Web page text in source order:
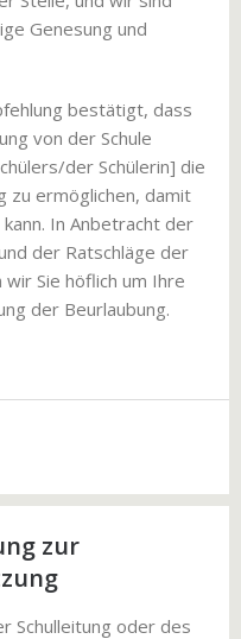
Genesung und
bestätigt, dass
von der Schule
der Schülerin] die
zu ermöglichen, damit
In Anbetracht der
der Ratschläge der
Sie höflich um Ihre
der Beurlaubung.
zur
Schulleitung oder des